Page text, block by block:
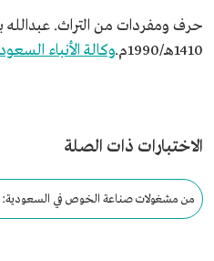
حرف ومفردات من التراث. عبدالله
1410هـ/1990م.
وكالة الأنباء
الاختبارات ذات الصلة
من مشغولات صناعة الخوص في السعودية: